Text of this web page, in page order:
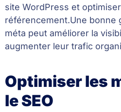
site WordPress et
référencement.Une bonne
méta peut améliorer la
augmenter leur trafic
Optimiser les
le SEO